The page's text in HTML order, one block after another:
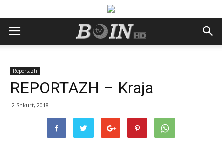
Reportazh
REPORTAZH – Kraja
2 Shkurt, 2018